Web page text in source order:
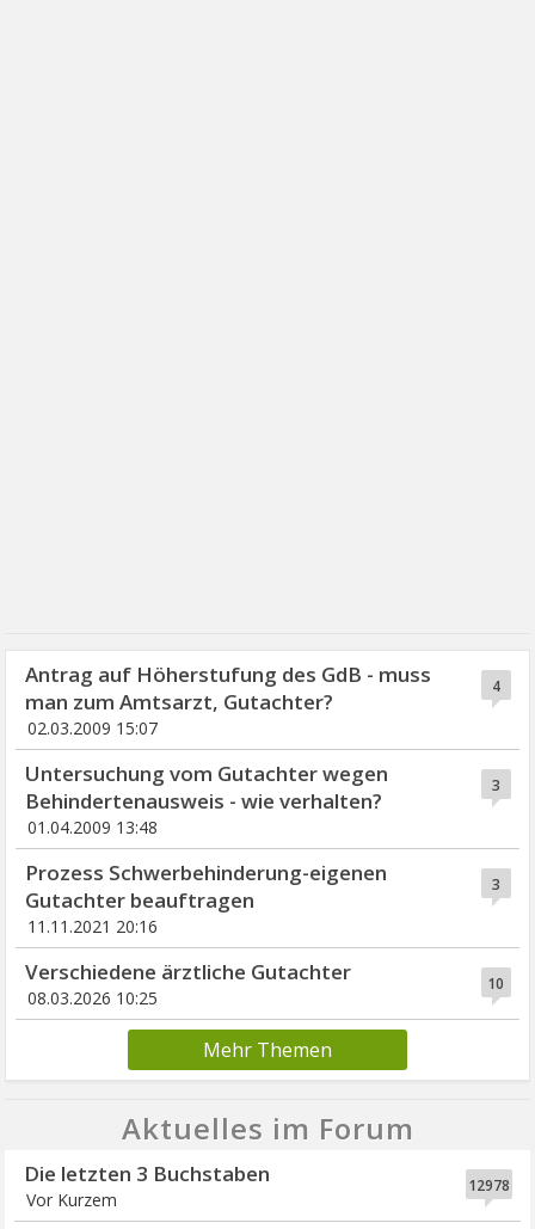
4
Antrag auf Höherstufung des GdB - muss
man zum Amtsarzt, Gutachter?
02.03.2009 15:07
3
Untersuchung vom Gutachter wegen
Behindertenausweis - wie verhalten?
01.04.2009 13:48
3
Prozess Schwerbehinderung-eigenen
Gutachter beauftragen
11.11.2021 20:16
10
Verschiedene ärztliche Gutachter
08.03.2026 10:25
Mehr Themen
Aktuelles im Forum
12978
Die letzten 3 Buchstaben
Vor Kurzem